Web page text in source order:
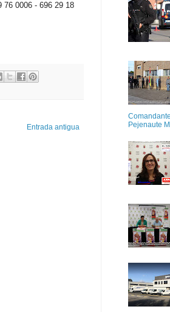
76 0006 - 696 29 18
Entrada antigua
Pejenaute